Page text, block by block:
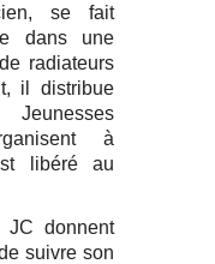
se fait
dans une
radiateurs
il distribue
à
libéré au
JC donnent
suivre son